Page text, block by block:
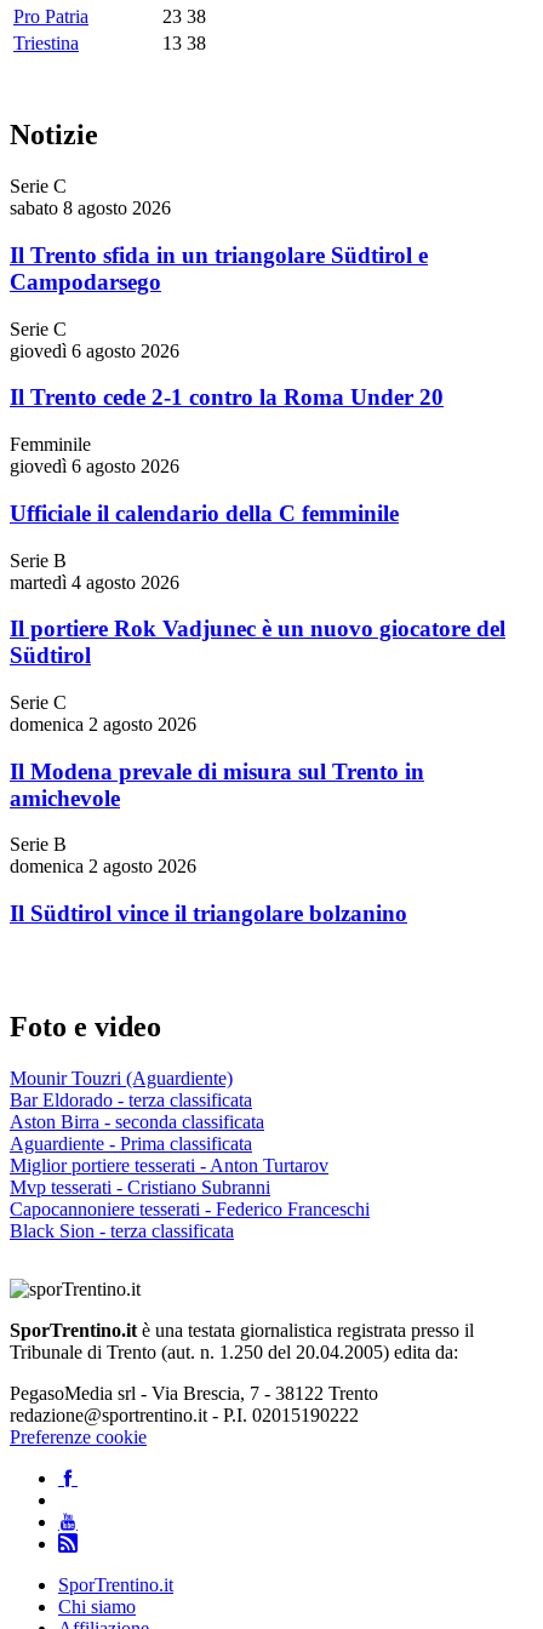
Pro Patria
23 38
Triestina
13 38
Notizie
Serie C
sabato 8 agosto 2026
Il Trento sfida in un triangolare Südtirol e
Campodarsego
Serie C
giovedì 6 agosto 2026
Il Trento cede 2-1 contro la Roma Under 20
Femminile
giovedì 6 agosto 2026
Ufficiale il calendario della C femminile
Serie B
martedì 4 agosto 2026
Il portiere Rok Vadjunec è un nuovo giocatore del
Südtirol
Serie C
domenica 2 agosto 2026
Il Modena prevale di misura sul Trento in
amichevole
Serie B
domenica 2 agosto 2026
Il Südtirol vince il triangolare bolzanino
Foto e video
Mounir Touzri (Aguardiente)
Bar Eldorado - terza classificata
Aston Birra - seconda classificata
Aguardiente - Prima classificata
Miglior portiere tesserati - Anton Turtarov
Mvp tesserati - Cristiano Subranni
Capocannoniere tesserati - Federico Franceschi
Black Sion - terza classificata
SporTrentino.it è una testata giornalistica registrata presso il
Tribunale di Trento (aut. n. 1.250 del 20.04.2005) edita da:
PegasoMedia srl - Via Brescia, 7 - 38122 Trento
redazione@sportrentino.it - P.I. 02015190222
Preferenze cookie
SporTrentino.it
Chi siamo